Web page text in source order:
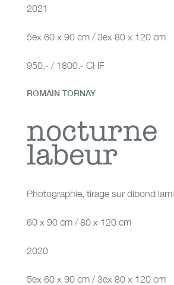
2021
5ex 60 x 90 cm / 3ex 80 x 120 cm
950.- / 1800.- CHF
nocturne
ROMAIN TORNAY
nocturne
labeur
Photographie, tirage sur dibond
60 x 90 cm / 80 x 120 cm
2020
5ex 60 x 90 cm / 3ex 80 x 120 cm